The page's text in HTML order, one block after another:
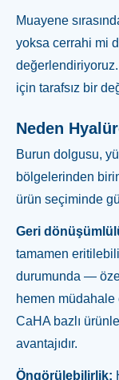
Muayene
yoksa cerrahi mi
için tarafsız bir
Neden
Burun dolgusu,
bölgelerinden
ürün seçiminde
Geri
tamamen
durumunda —
hemen müdahale
CaHA bazlı
avantajıdır.
Öngörülebilirlik: